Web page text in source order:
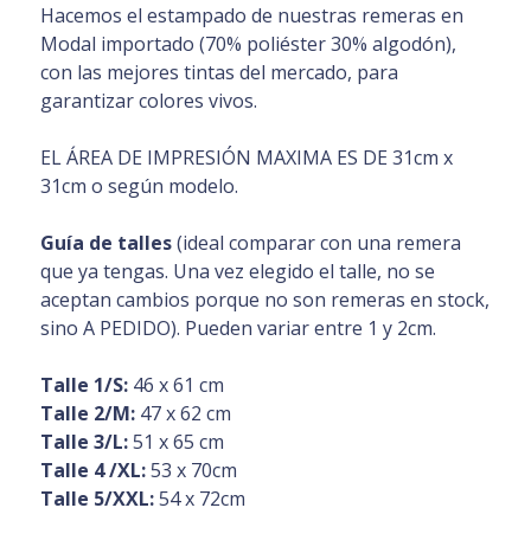
Hacemos el estampado de nuestras remeras en
Modal importado (70% poliéster 30% algodón),
con las mejores tintas del mercado, para
garantizar colores vivos.
EL ÁREA DE IMPRESIÓN MAXIMA ES DE 31cm x
31cm o según modelo.
Guía de talles(ideal comparar con una remera
que ya tengas. Una vez elegido el talle, no se
aceptan cambios porque no son remeras en stock,
sino A PEDIDO). Pueden variar entre 1 y 2cm.
Talle 1/S:46 x 61 cm
Talle 2/M:47 x 62 cm
Talle 3/L:51 x 65 cm
Talle 4 /XL:53 x 70cm
Talle 5/XXL:54 x 72cm